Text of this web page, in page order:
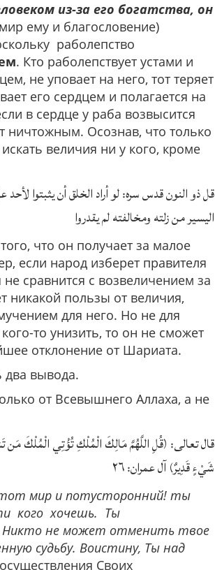
из-за его богатства, он
ему и благословение)
раболепство
. Кто раболепствует устами и
не уповает на него, тот теряет
его сердцем и полагается на
в сердце у раба возвысится
ничтожным. Осознав, что только
величия ни у кого, кроме
قل ذو النون قدس سره: لو أراد الخلق أن يثبتوا لأحد
اليسير من زلته ومخالفته لم يقدروا
что он получает за малое
если народ изберет правителя
сравнится с возвеличением за
никакой пользы от величия,
для него. Но не для
то унизить, то он не сможет
отклонение от Шариата.
два вывода.
от Всевышнего Аллаха, а не
قال تعالى: (قُلِ اللَّهُمَّ مَالِكَ الْمُلْكِ تُؤْتِي الْمُلْكَ
شَيْءٍ قَدِيرٌ) آل عمران: ٢٦
мир и потусторонний! ты
кого хочешь. Ты
Никто не может отменить твое
судьбу. Воистину, Ты над
Своих